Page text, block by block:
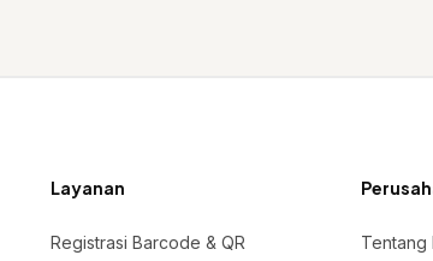
Layanan
Registrasi Barcode & QR
Tentang